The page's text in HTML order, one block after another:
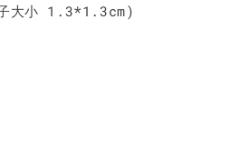
大小 1.3*1.3cm)